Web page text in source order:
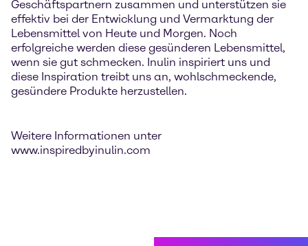
Geschäftspartnern zusammen und unterstützen sie
effektiv bei der Entwicklung und Vermarktung der
Lebensmittel von Heute und Morgen. Noch
erfolgreiche werden diese gesünderen Lebensmittel,
wenn sie gut schmecken. Inulin inspiriert uns und
diese Inspiration treibt uns an, wohlschmeckende,
gesündere Produkte herzustellen.
Weitere Informationen unter
www.inspiredbyinulin.com